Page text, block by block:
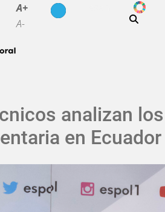
A+
A-
ODS
analizan
en Ecuador